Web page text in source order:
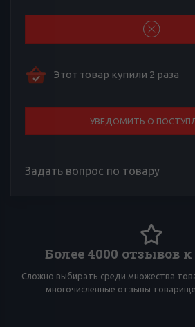
Этот товар купили 2 раза
УВЕДОМИТЬ О
Задать вопрос по товару
Более 4000 отзывов
Сложно выбирать среди множества
многочисленные отзывы